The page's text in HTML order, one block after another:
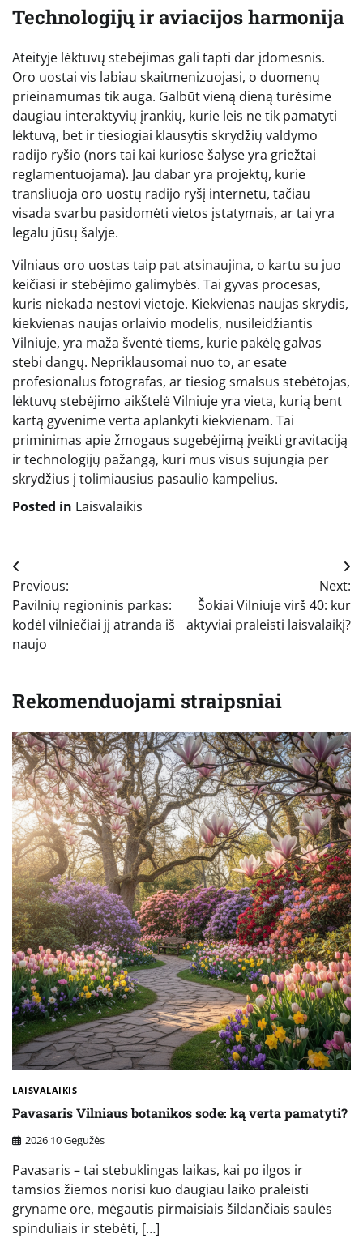
Technologijų ir aviacijos harmonija
Ateityje lėktuvų stebėjimas gali tapti dar įdomesnis.
Oro uostai vis labiau skaitmenizuojasi, o duomenų
prieinamumas tik auga. Galbūt vieną dieną turėsime
daugiau interaktyvių įrankių, kurie leis ne tik pamatyti
lėktuvą, bet ir tiesiogiai klausytis skrydžių valdymo
radijo ryšio (nors tai kai kuriose šalyse yra griežtai
reglamentuojama). Jau dabar yra projektų, kurie
transliuoja oro uostų radijo ryšį internetu, tačiau
visada svarbu pasidomėti vietos įstatymais, ar tai yra
legalu jūsų šalyje.
Vilniaus oro uostas taip pat atsinaujina, o kartu su juo
keičiasi ir stebėjimo galimybės. Tai gyvas procesas,
kuris niekada nestovi vietoje. Kiekvienas naujas skrydis,
kiekvienas naujas orlaivio modelis, nusileidžiantis
Vilniuje, yra maža šventė tiems, kurie pakėlę galvas
stebi dangų. Nepriklausomai nuo to, ar esate
profesionalus fotografas, ar tiesiog smalsus stebėtojas,
lėktuvų stebėjimo aikštelė Vilniuje yra vieta, kurią bent
kartą gyvenime verta aplankyti kiekvienam. Tai
priminimas apie žmogaus sugebėjimą įveikti gravitaciją
ir technologijų pažangą, kuri mus visus sujungia per
skrydžius į tolimiausius pasaulio kampelius.
Posted in Laisvalaikis
Navigacija
tarp
įrašų
Previous:
Pavilnių regioninis parkas:
kodėl vilniečiai jį atranda iš
naujo
Next:
Šokiai Vilniuje virš 40: kur
aktyviai praleisti laisvalaikį?
Rekomenduojami straipsniai
LAISVALAIKIS
Pavasaris Vilniaus botanikos sode: ką verta pamatyti?
2026 10 Gegužės
Pavasaris – tai stebuklingas laikas, kai po ilgos ir
tamsios žiemos norisi kuo daugiau laiko praleisti
gryname ore, mėgautis pirmaisiais šildančiais saulės
spinduliais ir stebėti, […]